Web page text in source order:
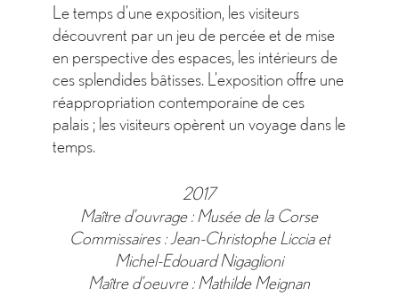
Le temps d’une exposition, les visiteurs
découvrent par un jeu de percée et de mise
en perspective des espaces, les intérieurs de
ces splendides bâtisses. L’exposition offre une
réappropriation contemporaine de ces
palais ; les visiteurs opèrent un voyage dans le
temps.
2017
Maître d’ouvrage : Musée de la Corse
Commissaires : Jean-Christophe Liccia et
Michel-Edouard Nigaglioni
Maître d’oeuvre : Mathilde Meignan